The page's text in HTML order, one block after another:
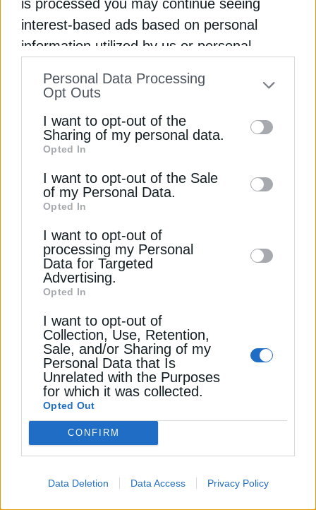
is processed you may continue seeing
interest-based ads based on personal
information utilized by us or personal
to your opt-out. You may separately opt-out
information by third parties on the IAB’s list
of downstream participants. This
information may also be disclosed by us to
third parties on theIAB’s List of
Downstream Participants
disclose it to other third parties.
Personal Data Processing
Opt Outs
I want to opt-out of the
Sharing of my personal data.
Opted In
I want to opt-out of the Sale
of my Personal Data.
Opted In
I want to opt-out of
processing my Personal
Data for Targeted
Advertising.
Opted In
I want to opt-out of
Collection, Use, Retention,
Sale, and/or Sharing of my
Personal Data that Is
Unrelated with the Purposes
for which it was collected.
Opted Out
CONFIRM
Data Deletion Data Access Privacy Policy
ΔΗΜΗΤΡΗΣ ΤΡΙΑΝΤΑΦΥΛΛΟΠΟΥΛΟΣ ΠΡΑΣΙΝΟ ΥΔΡΟΓΟΝΟ
ΔΕΊΤΕ ΕΠΊΣΗΣ
ΕΠΙΧΕΙΡΗΣΕΙΣ
χλμ. καλωδίων και συμβόλαια 9 δισ. ευρώ
29 Μαΐου 2025